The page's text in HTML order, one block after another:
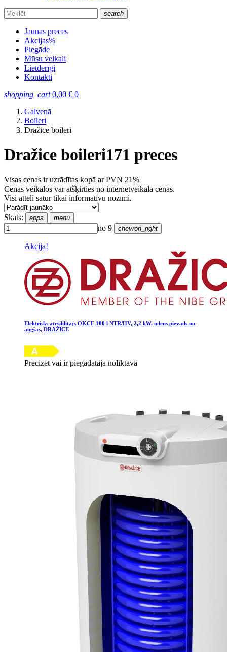
search
Jaunas preces
Akcijas%
Piegāde
Mūsu veikali
Lietderīgi
Kontakti
shopping_cart 0,00 € 0
Galvenā
Boileri
Dražice boileri
Dražice boileri171 preces
Visas cenas ir uzrādītas kopā ar PVN 21%
Cenas veikalos var atšķirties no internetveikala cenas.
Visi attēli satur tikai informatīvu nozīmi.
Skats: apps menu
no 9 chevron_right
Akcija!
Elektrisks ātrsildītājs OKCE 100 l NTR/HV, 2,2 kW, ūdens pievads no
augšas, DRAŽICE
Precizēt vai ir piegādātāja noliktavā